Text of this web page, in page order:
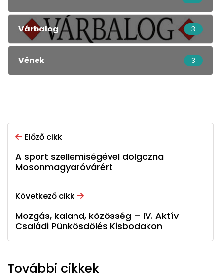
Várbalog 3
Vének 3
Előző cikk
A sport szellemiségével dolgozna
Mosonmagyaróvárért
Következő cikk
Mozgás, kaland, közösség – IV. Aktív
Családi Pünkösdölés Kisbodakon
További cikkek